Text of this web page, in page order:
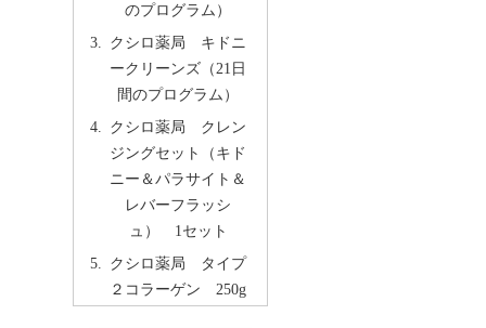
のプログラム）
クシロ薬局 キドニ
ークリーンズ（21日
間のプログラム）
クシロ薬局 クレン
ジングセット（キド
ニー＆パラサイト＆
レバーフラッシ
ュ） 1セット
クシロ薬局 タイプ
２コラーゲン 250g